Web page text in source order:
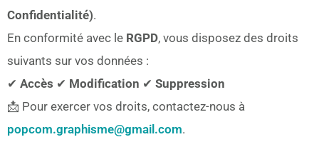
Confidentialité).
En conformité avec le RGPD, vous disposez des droits
suivants sur vos données :
✔ Accès ✔ Modification ✔ Suppression
📩 Pour exercer vos droits, contactez-nous à
popcom.graphisme@gmail.com.